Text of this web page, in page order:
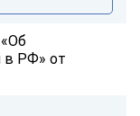
в РФ» от